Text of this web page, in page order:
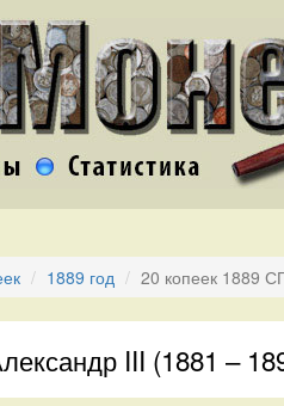
1889 год 20 копеек 1889
III (1881 –